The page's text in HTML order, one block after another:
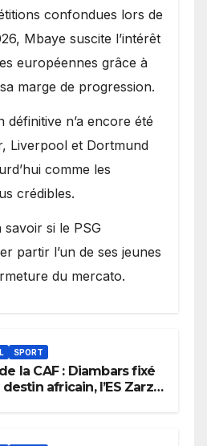
confondues lors de
Mbaye suscite l’intérêt
européennes grâce à
marge de progression.
définitive n’a encore été
Liverpool et Dortmund
comme les
crédibles.
savoir si le PSG
partir l’un de ses jeunes
du mercato.
SPORT
la CAF : Diambars fixé
africain, l’ES Zarzis